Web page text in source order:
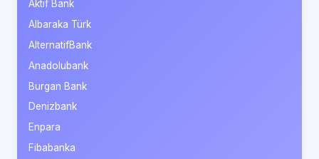
Aktif Bank
Albaraka Türk
AlternatifBank
Anadolubank
Burgan Bank
Denizbank
Enpara
Fibabanka